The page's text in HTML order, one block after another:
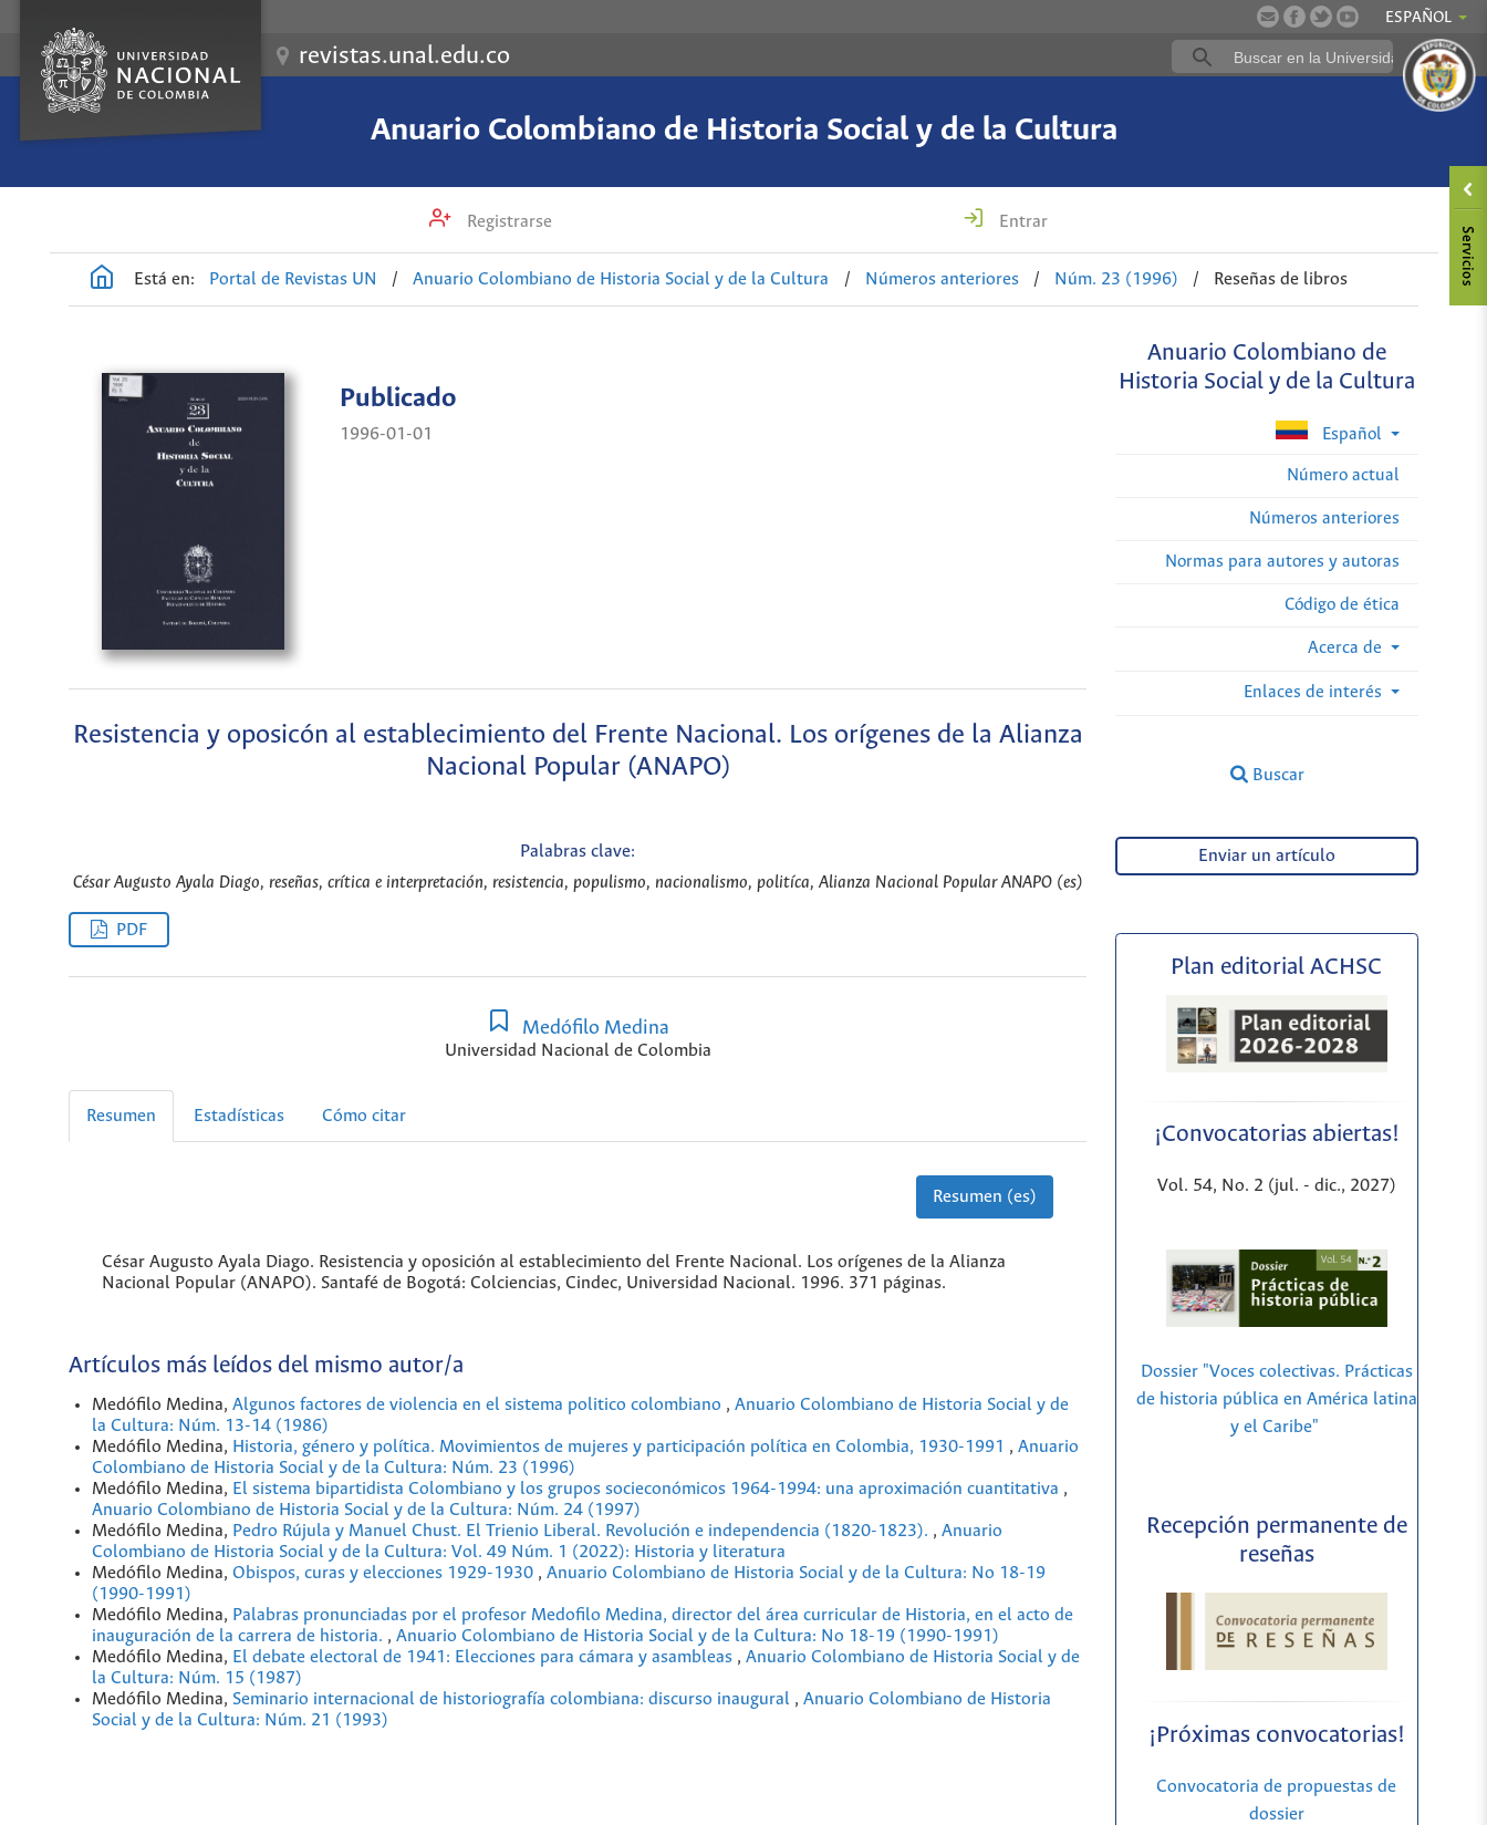
ESPAÑOL
revistas.unal.edu.co
Anuario Colombiano de Historia Social y de la Cultura
Registrarse Entrar
Está en: Portal de Revistas UN / Anuario Colombiano de Historia Social y de la Cultura / Números anteriores / Núm. 23 (1996) / Reseñas de libros
Anuario Colombiano de
Historia Social y de la Cultura
Español
Número actual
Números anteriores
Normas para autores y autoras
Código de ética
Acerca de
Enlaces de interés
Buscar
Publicado
1996-01-01
Resistencia y oposicón al establecimiento del Frente Nacional. Los orígenes de la Alianza
Nacional Popular (ANAPO)
Palabras clave:
César Augusto Ayala Diago, reseñas, crítica e interpretación, resistencia, populismo, nacionalismo, politíca, Alianza Nacional Popular ANAPO (es)
PDF
Medófilo Medina
Universidad Nacional de Colombia
Resumen Estadísticas Cómo citar
Resumen (es)
César Augusto Ayala Diago. Resistencia y oposición al establecimiento del Frente Nacional. Los orígenes de la Alianza
Nacional Popular (ANAPO). Santafé de Bogotá: Colciencias, Cindec, Universidad Nacional. 1996. 371 páginas.
Artículos más leídos del mismo autor/a
Medófilo Medina, Algunos factores de violencia en el sistema politico colombiano , Anuario Colombiano de Historia Social y de
la Cultura: Núm. 13-14 (1986)
Medófilo Medina, Historia, género y política. Movimientos de mujeres y participación política en Colombia, 1930-1991 , Anuario
Colombiano de Historia Social y de la Cultura: Núm. 23 (1996)
Medófilo Medina, El sistema bipartidista Colombiano y los grupos socieconómicos 1964-1994: una aproximación cuantitativa ,
Anuario Colombiano de Historia Social y de la Cultura: Núm. 24 (1997)
Medófilo Medina, Pedro Rújula y Manuel Chust. El Trienio Liberal. Revolución e independencia (1820-1823). , Anuario
Colombiano de Historia Social y de la Cultura: Vol. 49 Núm. 1 (2022): Historia y literatura
Medófilo Medina, Obispos, curas y elecciones 1929-1930 , Anuario Colombiano de Historia Social y de la Cultura: No 18-19
(1990-1991)
Medófilo Medina, Palabras pronunciadas por el profesor Medofilo Medina, director del área curricular de Historia, en el acto de
inauguración de la carrera de historia. , Anuario Colombiano de Historia Social y de la Cultura: No 18-19 (1990-1991)
Medófilo Medina, El debate electoral de 1941: Elecciones para cámara y asambleas , Anuario Colombiano de Historia Social y de
la Cultura: Núm. 15 (1987)
Medófilo Medina, Seminario internacional de historiografía colombiana: discurso inaugural , Anuario Colombiano de Historia
Social y de la Cultura: Núm. 21 (1993)
Enviar un artículo
Plan editorial ACHSC
¡Convocatorias abiertas!
Vol. 54, No. 2 (jul. - dic., 2027)
Dossier "Voces colectivas. Prácticas
de historia pública en América latina
y el Caribe"
Recepción permanente de
reseñas
¡Próximas convocatorias!
Convocatoria de propuestas de
dossier